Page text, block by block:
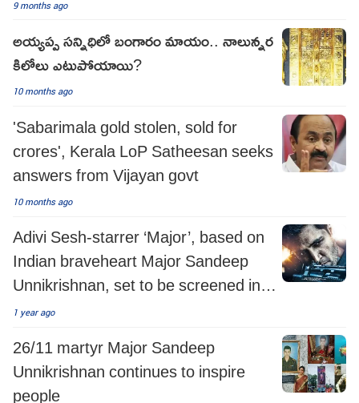
9 months ago
అయ్యప్ప సన్నిధిలో బంగారం మాయం.. నాలున్నర
కిలోలు ఎటుపోయాయి?
10 months ago
'Sabarimala gold stolen, sold for
crores', Kerala LoP Satheesan seeks
answers from Vijayan govt
10 months ago
Adivi Sesh-starrer ‘Major’, based on
Indian braveheart Major Sandeep
Unnikrishnan, set to be screened in
Japan
1 year ago
26/11 martyr Major Sandeep
Unnikrishnan continues to inspire
people